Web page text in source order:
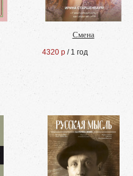
Смена
4320 р / 1 год